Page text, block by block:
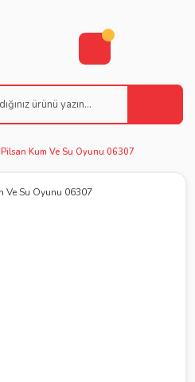
Pilsan Kum Ve Su Oyunu 06307